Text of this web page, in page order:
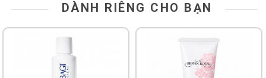
DÀNH RIÊNG CHO BẠN